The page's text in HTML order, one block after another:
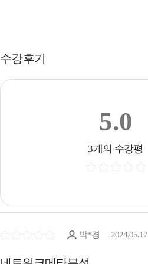
수강후기
5.0
3개의 수강평
박*경 2024.05.17